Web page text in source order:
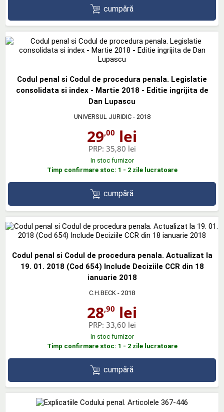
cumpără
Codul penal si Codul de procedura penala. Legislatie
consolidata si index - Martie 2018 - Editie ingrijita de
Dan Lupascu
UNIVERSUL JURIDIC- 2018
29,00 lei
PRP: 35,80 lei
In stoc furnizor
Timp confirmare stoc: 1 - 2 zile lucratoare
cumpără
Codul penal si Codul de procedura penala. Actualizat la
19. 01. 2018 (Cod 654) Include Deciziile CCR din 18
ianuarie 2018
C.H.BECK - 2018
28,90 lei
PRP: 33,60 lei
In stoc furnizor
Timp confirmare stoc: 1 - 2 zile lucratoare
cumpără